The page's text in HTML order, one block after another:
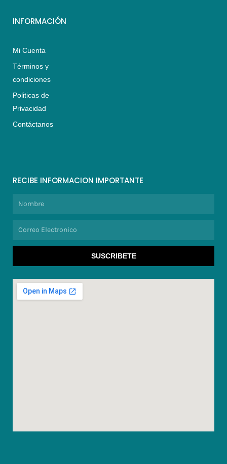
INFORMACIÓN
Mi Cuenta
Términos y
condiciones
Politicas de
Privacidad
Contáctanos
RECIBE INFORMACION IMPORTANTE
SUSCRIBETE